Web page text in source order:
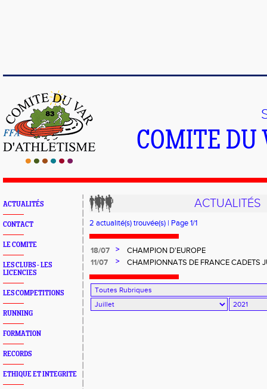
COMITE
ACTUALITÉS
CONTACT
LE COMITE
LES CLUBS - LES
LICENCIES
LES COMPETITIONS
RUNNING
FORMATION
RECORDS
ETHIQUE ET INTEGRITE
ACTUALITÉS
2 actualité(s) trouvée(s) | Page 1/1
18/07 >
CHAMPION D'EUROPE
11/07
> CHAMPIONNATS DE FRANCE CADETS